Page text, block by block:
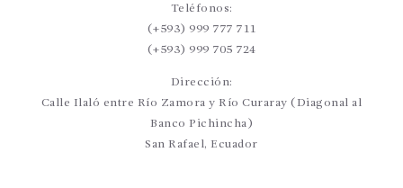
Teléfonos:
(+593) 999 777 711
(+593) 999 705 724
Dirección:
Calle Ilaló entre Río Zamora y Río Curaray (Diagonal al
Banco Pichincha)
San Rafael, Ecuador